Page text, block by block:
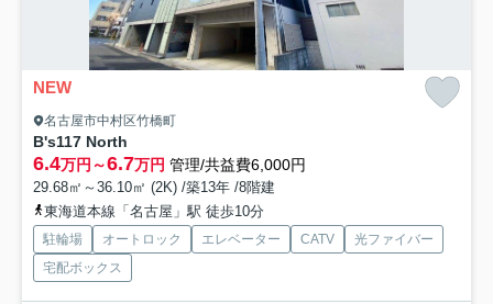
NEW
名古屋市中村区竹橋町
B's117 North
6.4万円～6.7万円 管理/共益費6,000円
29.68㎡～36.10㎡ (2K) /築13年 /8階建
東海道本線「名古屋」駅 徒歩10分
駐輪場 オートロック エレベーター CATV
光ファイバー
宅配ボックス